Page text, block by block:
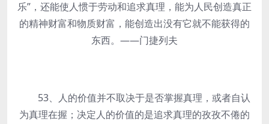
乐”，还能使人惯于劳动和追求真理，能为人民创造真正
的精神财富和物质财富，能创造出没有它就不能获得的
东西。——门捷列夫
53、人的价值并不取决于是否掌握真理，或者自认
为真理在握；决定人的价值的是追求真理的孜孜不倦的